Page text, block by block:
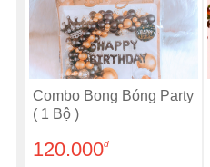
Combo Bong Bóng Party
( 1 Bộ )
120.000đ